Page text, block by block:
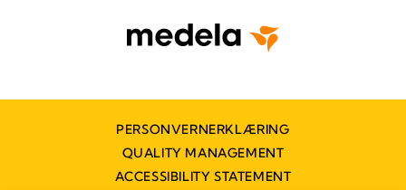
PERSONVERNERKLÆRING
QUALITY MANAGEMENT
ACCESSIBILITY STATEMENT